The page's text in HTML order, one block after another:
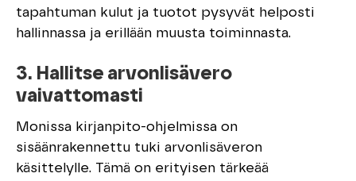
tapahtuman kulut ja tuotot pysyvät helposti
hallinnassa ja erillään muusta toiminnasta.
3. Hallitse arvonlisävero
vaivattomasti
Monissa kirjanpito-ohjelmissa on
sisäänrakennettu tuki arvonlisäveron
käsittelylle. Tämä on erityisen tärkeää